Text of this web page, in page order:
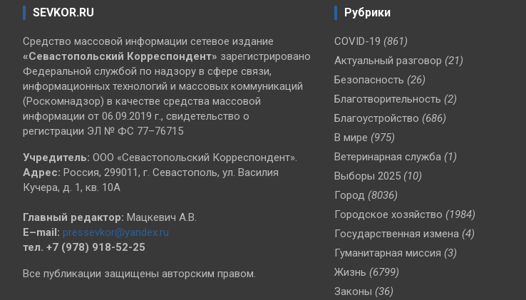
SEVKOR.RU
Средство массовой информации сетевое издание
«Севастопольский Корреспондент» зарегистрировано
Федеральной службой по надзору в сфере связи,
информационных технологий и массовых коммуникаций
(Роскомнадзор) в качестве средства массовой
информации от 06.09.2019 г., свидетельство о
регистрации ЭЛ № ФС 77–76715
Учредитель: ООО «Севастопольский Корреспондент».
Адрес: Россия, 299011, г. Севастополь, ул. Василия
Кучера, д. 1, кв. 10А
Главный редактор: Мацкевич А.В.
E–mail: pressevkor@yandex.ru
тел. +7 (978) 918-52-25
Все публикации защищены авторским правом.
Рубрики
COVID-19 (861)
Актуальный разговор (21)
Безопасность (26)
Благотворительность (2)
Благоустройство (686)
В мире (975)
Ветеринарная служба (1)
Выборы 2025 (10)
Город (8036)
Городское хозяйство (1984)
Государственная измена (4)
Гуманитарная миссия (3)
Жизнь (6799)
Законы (36)